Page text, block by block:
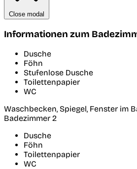
Close modal
Informationen zum
Dusche
Föhn
Stufenlose Dusche
Toilettenpapier
WC
Waschbecken, Spiegel, Fenster im
Badezimmer 2
Dusche
Föhn
Toilettenpapier
WC